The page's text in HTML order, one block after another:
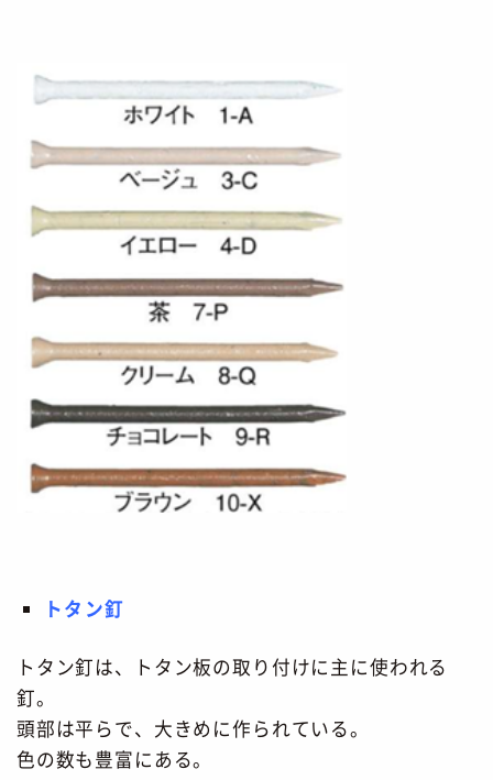
トタン釘
トタン釘は、トタン板の取り付けに主に使われる
釘。
頭部は平らで、大きめに作られている。
色の数も豊富にある。